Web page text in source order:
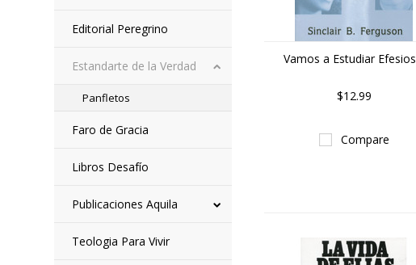
Editorial Peregrino
Estandarte de la Verdad
Panfletos
Faro de Gracia
Libros Desafío
Publicaciones Aquila
Teologia Para Vivir
Vamos a Estudiar Efesios
$12.99
Compare